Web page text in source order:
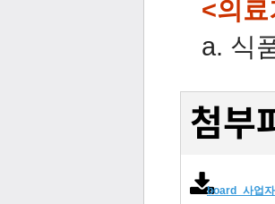
<의
a. 식
첨부
board_사업